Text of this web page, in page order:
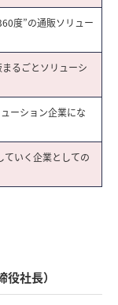
度”の通販ソリュー
るごとソリューシ
ーション企業にな
ていく企業としての
社長）